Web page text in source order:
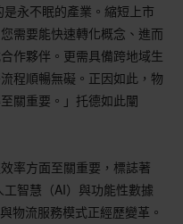
永不眠的產業。縮短上市
需要能快速轉化概念、進而
作夥伴。更需具備跨地域生
程順暢無礙。正因如此，物
關重要。」托德如此闡
率方面至關重要，標誌著
智慧（AI）與功能性數據
物流服務模式正經歷變革。